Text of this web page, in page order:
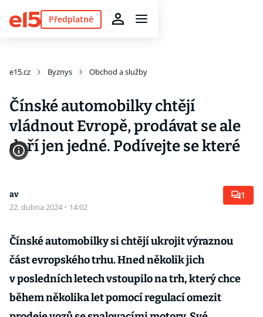
Předplatné
e15.cz Byznys Obchod a služby
Čínské automobilky chtějí
vládnout Evropě, prodávat se ale
daří jen jedné. Podívejte se které
av
22. dubna 2024 · 14:02
1
Čínské automobilky si chtějí ukrojit výraznou
část evropského trhu. Hned několik jich
v posledních letech vstoupilo na trh, který chce
během několika let pomocí regulací omezit